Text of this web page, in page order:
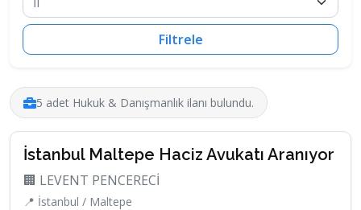
Filtrele
5 adet Hukuk & Danışmanlık ilanı bulundu.
İstanbul Maltepe Haciz Avukatı Aranıyor
🏢 LEVENT PENCERECİ
📍 İstanbul / Maltepe